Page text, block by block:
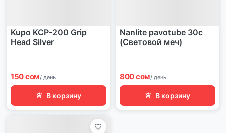
Kupo KCP-200 Grip
Head Silver
150 сом/ день
В корзину
Nanlite pavotube 30c
(Световой меч)
800 сом/ день
В корзину